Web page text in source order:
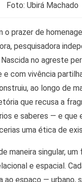
Foto: Ubirá Machado
prazer de
pesquisadora
no agreste
e com vivência
ao longo de
que recusa a
e saberes — e que
uma ética de
maneira singular, um
e espacial.
ao espaço — urbano,